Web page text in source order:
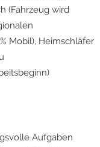
(Fahrzeug wird
Mobil), Heimschläfer
Aufgaben